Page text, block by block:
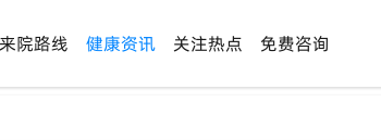
来院路线 健康资讯 关注热点 免费咨询